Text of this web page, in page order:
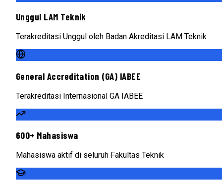
Unggul LAM Teknik
Terakreditasi Unggul oleh Badan Akreditasi LAM Teknik
General Accreditation (GA) IABEE
Terakreditasi Internasional GA IABEE
600+ Mahasiswa
Mahasiswa aktif di seluruh Fakultas Teknik